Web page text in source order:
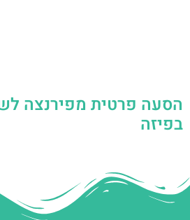
הסעה פרטית מפירנצה
בפיזה